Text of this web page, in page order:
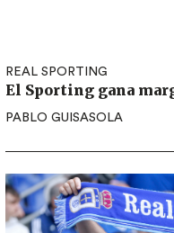
REAL SPORTING
El Sporting gana
PABLO GUISASOLA